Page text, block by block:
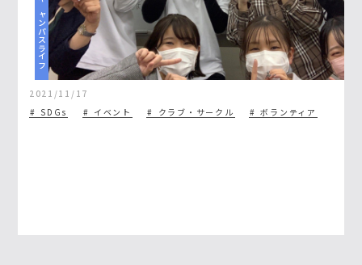
キャンパスライフ
2021/11/17
SDGs
イベント クラブ・サークル ボランティア